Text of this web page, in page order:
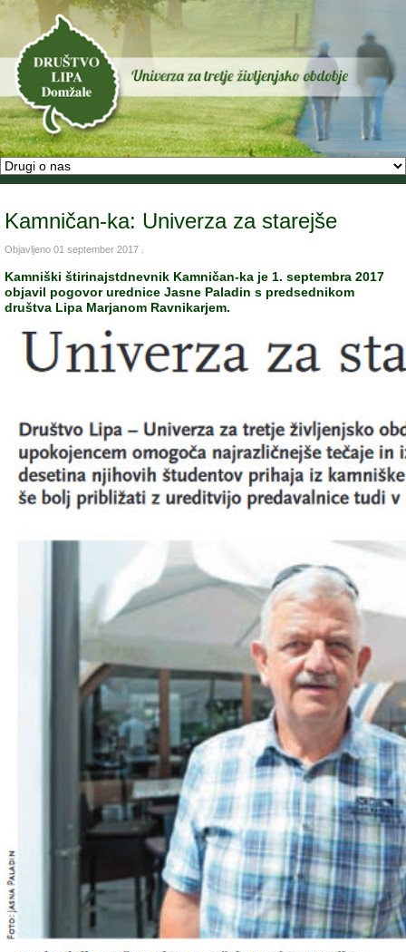
Kamničan-ka: Univerza za starejše
Objavljeno 01 september 2017
Kamniški štirinajstdnevnik Kamničan-ka je 1. septembra 2017
objavil pogovor urednice Jasne Paladin s predsednikom
društva Lipa Marjanom Ravnikarjem.